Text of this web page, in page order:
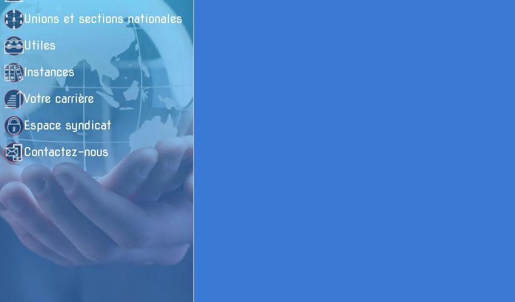
Unions et sections nationales
Utiles
Instances
Votre carrière
Espace syndicat
Contactez-nous